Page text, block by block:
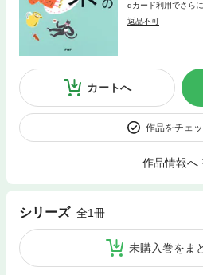
dカード利用でさら
返品不可
カートへ
作品をチェ
作品情報へ
シリーズ 全1冊
未購入巻をま